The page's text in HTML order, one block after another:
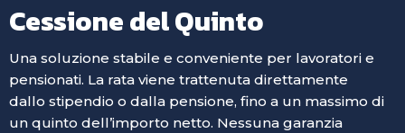
Cessione del Quinto
Una soluzione stabile e conveniente per lavoratori e
pensionati. La rata viene trattenuta direttamente
dallo stipendio o dalla pensione, fino a un massimo di
un quinto dell’importo netto. Nessuna garanzia